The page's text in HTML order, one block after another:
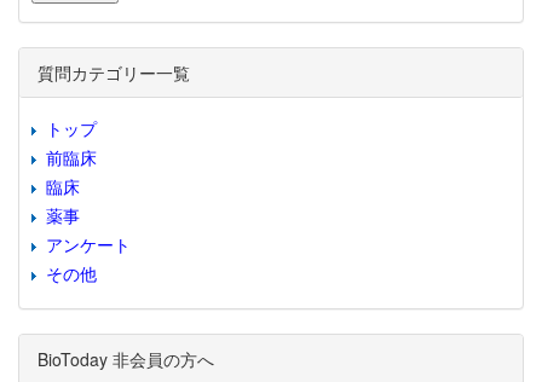
質問カテゴリー一覧
トップ
前臨床
臨床
薬事
アンケート
その他
BioToday 非会員の方へ